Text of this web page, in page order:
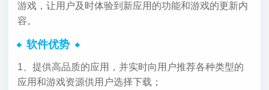
游戏，让用户及时体验到新应用的功能和游戏的更新内
容。
软件优势
1、提供高品质的应用，并实时向用户推荐各种类型的
应用和游戏资源供用户选择下载；